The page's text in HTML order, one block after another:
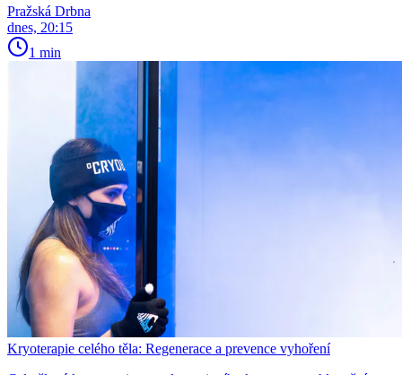
Pražská Drbna
dnes, 20:15
1 min
Kryoterapie celého těla: Regenerace a prevence vyhoření